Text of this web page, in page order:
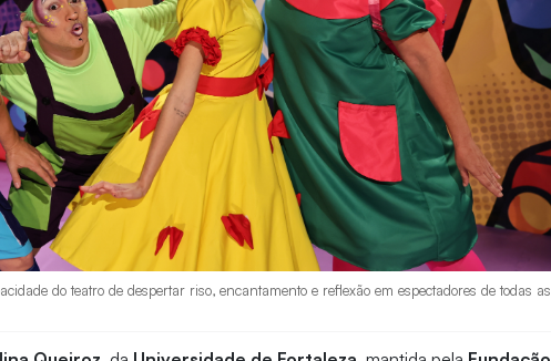
do teatro de despertar riso, encantamento e reflexão em espectadores de todas as